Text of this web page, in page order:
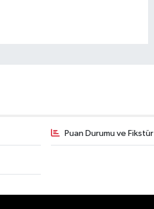
Puan Durumu ve Fikstür